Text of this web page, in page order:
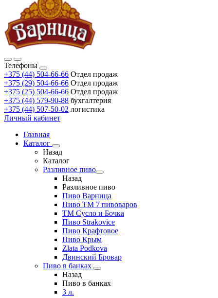
Телефоны
+375 (44) 504-66-66 Отдел продаж
+375 (29) 504-66-66 Отдел продаж
+375 (25) 504-66-66 Отдел продаж
+375 (44) 579-90-88 бухгалтерия
+375 (44) 507-50-02 логистика
Личный кабинет
Главная
Каталог
Назад
Каталог
Разливное пиво
Назад
Разливное пиво
Пиво Варница
Пиво ТМ 7 пивоваров
ТМ Сусло и Бочка
Пиво Strakovice
Пиво Крафтовое
Пиво Крым
Zlata Podkova
Двинский Бровар
Пиво в банках
Назад
Пиво в банках
3 л.